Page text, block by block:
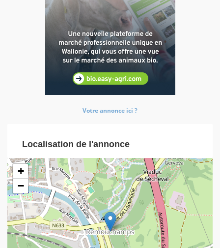
Votre annonce ici ?
Localisation de l'annonce
+
−